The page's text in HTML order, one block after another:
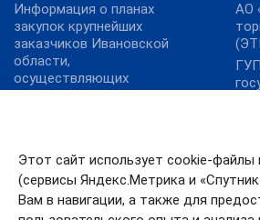
Этот сайт использует cookie-файлы
(сервисы Яндекс.Метрика и
Вам в навигации, а также для
Информация о планах
закупок крупнейших
заказчиков Ивановской
области,
осуществляющих
закупки в соответствии
товаров, работ, услуг
отдельными видами
юридических лиц»
АО